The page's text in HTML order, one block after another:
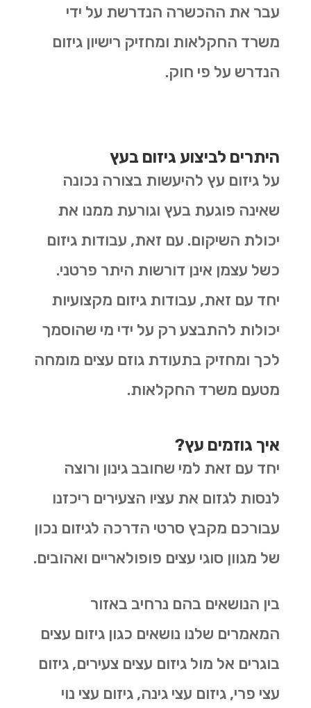
עבר את ההכשרה הנדרשת על ידי
משרד החקלאות ומחזיק רישיון גיזום
הנדרש על פי חוק.
היתרים לביצוע גיזום בעץ
על גיזום עץ להיעשות בצורה נכונה
שאינה פוגעת בעץ וגורעת ממנו את
יכולת השיקום. עם זאת, עבודות גיזום
כשל עצמן אינן דורשות היתר פרטני.
יחד עם זאת, עבודות גיזום מקצועיות
יכולות להתבצע רק על ידי מי שהוסמך
לכך ומחזיק בתעודת גוזם עצים מומחה
מטעם משרד החקלאות.
איך גוזמים עץ?
יחד עם זאת למי שחובב גינון ורוצה
לנסות לגזום את עציו הצעירים ריכזנו
עבורכם מקבץ סרטי הדרכה לגיזום נכון
של מגוון סוגי עצים פופולאריים ואהובים.
בין הנושאים בהם נרחיב באזור
המאמרים שלנו נושאים כגון גיזום עצים
בוגרים אל מול גיזום עצים צעירים, גיזום
עצי פרי, גיזום עצי גינה, גיזום עצי נוי